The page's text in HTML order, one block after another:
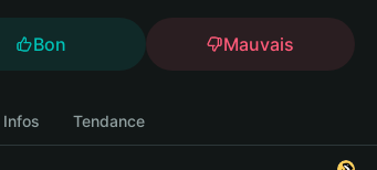
Bon Mauvais
Infos Tendance